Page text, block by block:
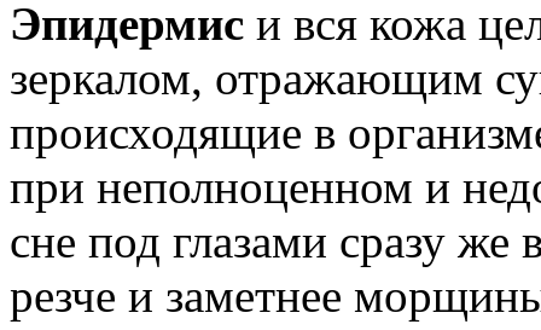
Эпидермис и вся кожа
зеркалом, отражающим
происходящие в
при неполноценном и
сне под глазами сразу же
резче и заметнее